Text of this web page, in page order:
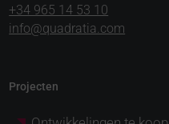
+34 965 14 53 10
info@quadratia.com
Projecten